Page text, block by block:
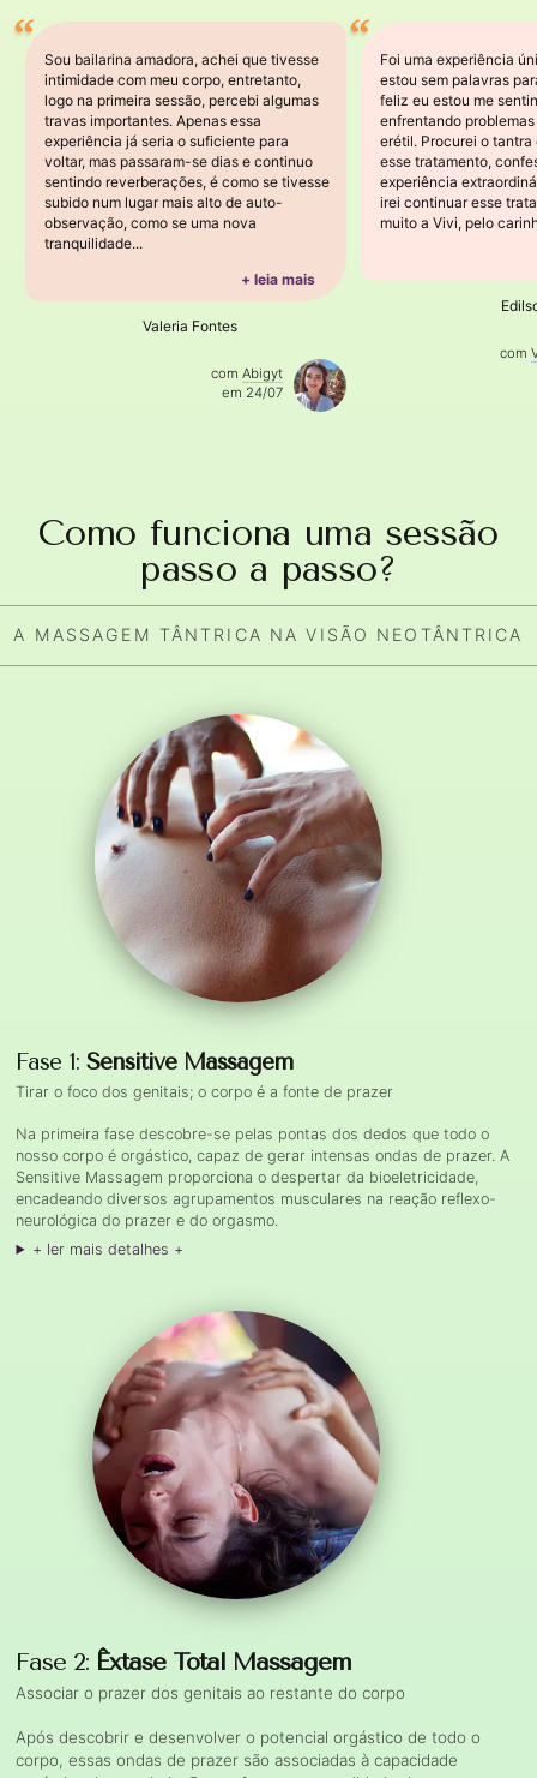
Sou bailarina amadora, achei que tivesse
intimidade com meu corpo, entretanto,
logo na primeira sessão, percebi algumas
travas importantes. Apenas essa
experiência já seria o suficiente para
voltar, mas passaram-se dias e continuo
sentindo reverberações, é como se tivesse
subido num lugar mais alto de auto-
observação, como se uma nova
tranquilidade...
+ leia mais
Valeria Fontes
com Abigyt
em 24/07
Foi uma experiência
estou sem palavras
feliz eu estou me
enfrentando
erétil. Procurei o
esse tratamento,
experiência
irei continuar esse
muito a Vivi, pelo
com
Como funciona uma sessão
passo a passo?
A MASSAGEM TÂNTRICA NA VISÃO NEOTÂNTRICA
Fase 1:Sensitive Massagem
Tirar o foco dos genitais; o corpo é a fonte de prazer
Na primeira fase descobre-se pelas pontas dos dedos que todo o
nosso corpo é orgástico, capaz de gerar intensas ondas de prazer. A
Sensitive Massagem proporciona o despertar da bioeletricidade,
encadeando diversos agrupamentos musculares na reação reflexo-
neurológica do prazer e do orgasmo.
+ ler mais detalhes +
Fase 2: Êxtase Total Massagem
Associar o prazer dos genitais ao restante do corpo
Após descobrir e desenvolver o potencial orgástico de todo o
corpo, essas ondas de prazer são associadas à capacidade